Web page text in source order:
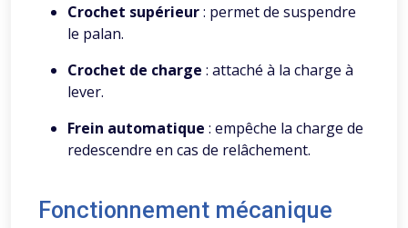
Crochet supérieur: permet de suspendre
le palan.
Crochet de charge : attaché à la charge à
lever.
Frein automatique : empêche la charge de
redescendre en cas de relâchement.
Fonctionnement mécanique